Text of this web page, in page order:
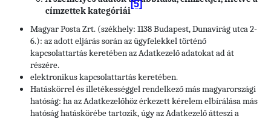
címzettek kategóriái
[5]
Magyar Posta Zrt. (székhely: 1138 Budapest, Dunavirág utca 2-
6.): az adott eljárás során az ügyfelekkel történő
kapcsolattartás keretében az Adatkezelő adatokat ad át
részére.
elektronikus kapcsolattartás keretében.
Hatáskörrel és illetékességgel rendelkező más magyarországi
hatóság: ha az Adatkezelőhöz érkezett kérelem elbírálása más
hatóság hatáskörébe tartozik, úgy az Adatkezelő átteszi a